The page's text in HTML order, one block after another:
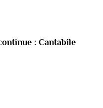
: Cantabile